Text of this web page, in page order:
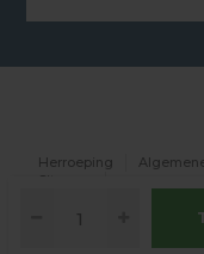
Herroeping
Sitemap
©